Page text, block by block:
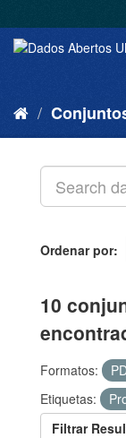
Ordenar por
10
Formatos:
Etiquetas:
Filtrar